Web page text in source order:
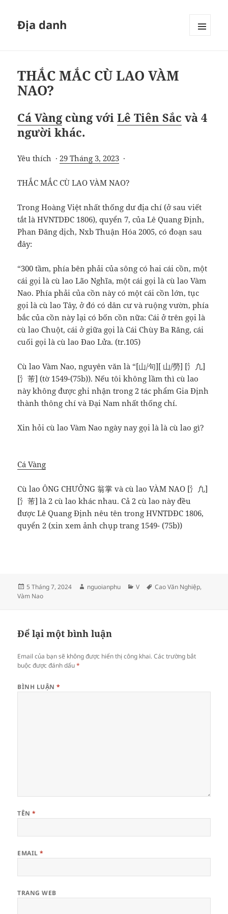
Địa danh
THẮC MẮC CÙ LAO VÀM
NAO?
Cá Vàngcùng vớiLê Tiên Sắc và4
người khác.
Yêu thích ·29 Tháng 3, 2023 ·
THẮC MẮC CÙ LAO VÀM NAO?
Trong Hoàng Việt nhất thống dư địa chí (ở sau viết
tắt là HVNTDĐC 1806), quyển 7, của Lê Quang Định,
Phan Đăng dịch, Nxb Thuận Hóa 2005, có đoạn sau
đây:
“300 tầm, phía bên phải của sông có hai cái cồn, một
cái gọi là cù lao Lão Nghĩa, một cái gọi là cù lao Vàm
Nao. Phía phải của cồn này có một cái cồn lớn, tục
gọi là cù lao Tây, ở đó có dân cư và ruộng vườn, phía
bắc của cồn này lại có bốn cồn nữa: Cái ở trên gọi là
cù lao Chuột, cái ở giữa gọi là Cái Chùy Ba Răng, cái
cuối gọi là cù lao Đao Lửa. (tr.105)
Cù lao Vàm Nao, nguyên văn là “[山/句][ 山/勞] [氵凢]
[氵芾] (tờ 1549-(75b)). Nếu tôi không lầm thì cù lao
này không được ghi nhận trong 2 tác phẩm Gia Định
thành thông chí và Đại Nam nhất thống chí.
Xin hỏi cù lao Vàm Nao ngày nay gọi là là cù lao gì?
Cá Vàng
Cù lao ÔNG CHƯỞNG 翁掌 và cù lao VÀM NAO [氵凢]
[氵芾] là 2 cù lao khác nhau. Cả 2 cù lao này đều
được Lê Quang Định nêu tên trong HVNTDĐC 1806,
quyển 2 (xin xem ảnh chụp trang 1549- (75b))
Đăng
vào
5 Tháng 7, 2024
Tác
nguoianphu
Danh
V Thẻ
Cao Văn Nghiệp,
Vàm Nao
Để lại một bình luận
Email của bạn sẽ không được hiển thị công khai. Các trường bắt
buộc được đánh dấu*
BÌNH LUẬN*
TÊN*
EMAIL*
TRANG WEB